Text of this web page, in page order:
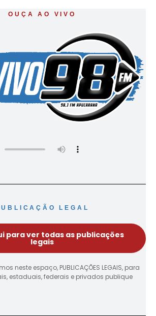
OUÇA AO VIVO
LEGAL
para ver todas as publicações
legais
neste espaço, PUBLICAÇÕES LEGAIS, para
estaduais, federais e privados publique